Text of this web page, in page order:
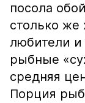
посола
столько же
любители и
рыбные
средняя
Порция